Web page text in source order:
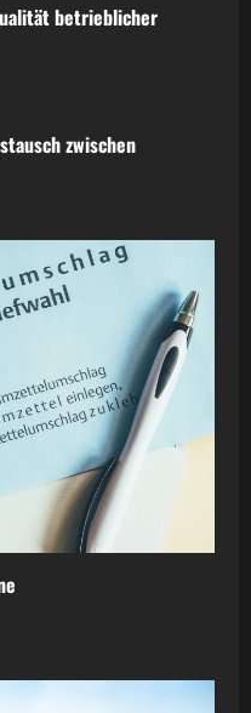
betrieblicher
zwischen